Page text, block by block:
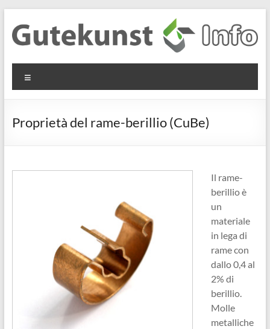
contenuto
Gutekunst
Formfedern
GmbH
Informationen
Flachmaterial
Proprietà del rame-berillio (CuBe)
Il rame-
berillio è
un
materiale
in lega di
rame con
dallo 0,4 al
2% di
berillio.
Molle
metalliche